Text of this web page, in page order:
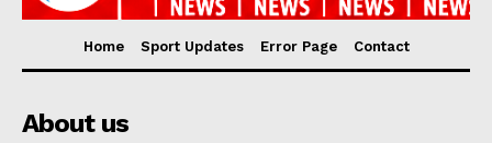
Home Sport Updates Error Page Contact
About us